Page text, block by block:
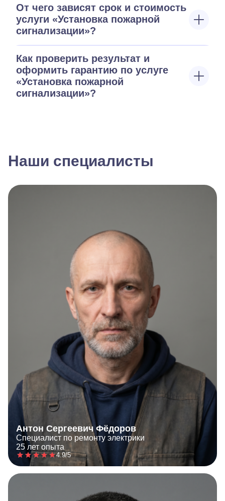
От чего зависят срок и стоимость
услуги «Установка пожарной
сигнализации»?
Как проверить результат и
оформить гарантию по услуге
«Установка пожарной
сигнализации»?
Наши специалисты
Антон Сергеевич Фёдоров
Специалист по ремонту электрики
25 лет опыта
4.9/5